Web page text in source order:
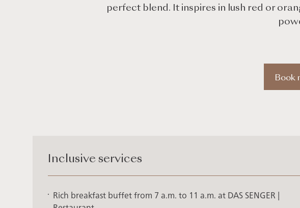
perfect blend. It inspires in lush red or
Book
Inclusive services
Rich breakfast buffet from 7 a.m. to 11 a.m. at DAS SENGER |